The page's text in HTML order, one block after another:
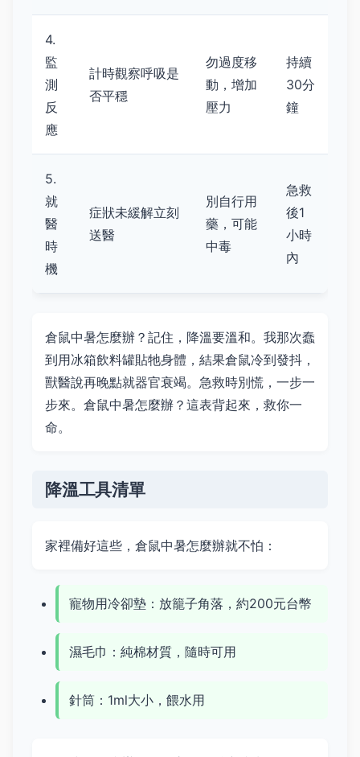
4.
監
測
反
應
計時觀察呼吸是
否平穩
勿過度移
動，增加
壓力
持續
30分
鐘
5.
就
醫
時
機
症狀未緩解立刻
送醫
別自行用
藥，可能
中毒
急救
後1
小時
內
倉鼠中暑怎麼辦？記住，降溫要溫和。我那次蠢
到用冰箱飲料罐貼牠身體，結果倉鼠冷到發抖，
獸醫說再晚點就器官衰竭。急救時別慌，一步一
步來。倉鼠中暑怎麼辦？這表背起來，救你一
命。
降溫工具清單
家裡備好這些，倉鼠中暑怎麼辦就不怕：
寵物用冷卻墊：放籠子角落，約200元台幣
濕毛巾：純棉材質，隨時可用
針筒：1ml大小，餵水用